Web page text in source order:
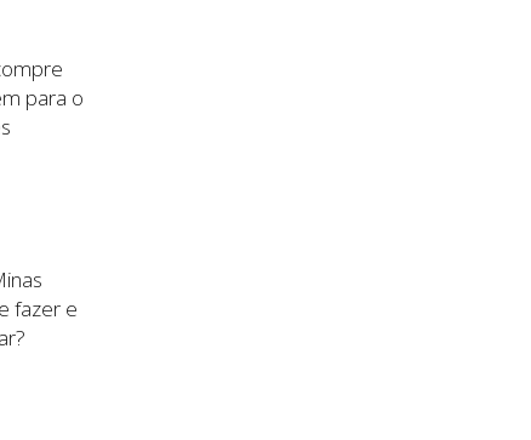
para o
fazer e